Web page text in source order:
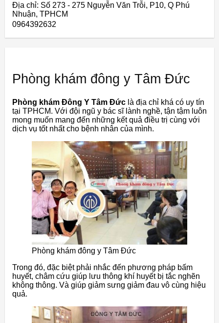
Địa chỉ: Số 273 - 275 Nguyễn Văn Trỗi, P10, Q Phú
Nhuận, TPHCM
0964392632
Phòng khám đông y Tâm Đức
Phòng khám Đông Y Tâm Đức là địa chỉ khá có uy tín
tại TPHCM. Với đội ngũ y bác sĩ lành nghề, tận tậm luôn
mong muốn mang đến những kết quả điều trị cùng với
dịch vụ tốt nhất cho bệnh nhân của mình.
Phòng khám đông y Tâm Đức
Trong đó, đặc biệt phải nhắc đến phương pháp bấm
huyết, châm cứu giúp lưu thông khí huyết bị tắc nghẽn
không thông. Và giúp giảm sưng giảm đau vô cùng hiệu
quả.